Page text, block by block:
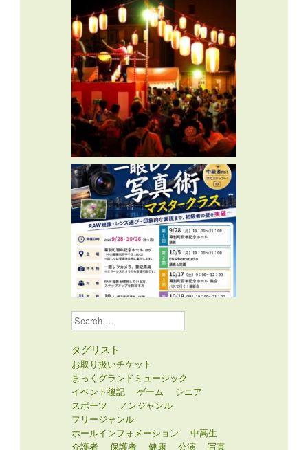
Search
タグリスト
お取り扱いチケット
まっくグランドミュージック
イベント後記
ゲーム
シニア
スポーツ
ノンジャンル
フリージャンル
ホールインフォメーション
中高生
介護者
保護者 健康 公演 写真